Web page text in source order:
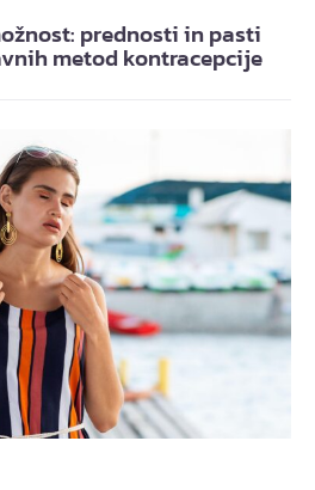
prednosti in pasti
metod kontracepcije